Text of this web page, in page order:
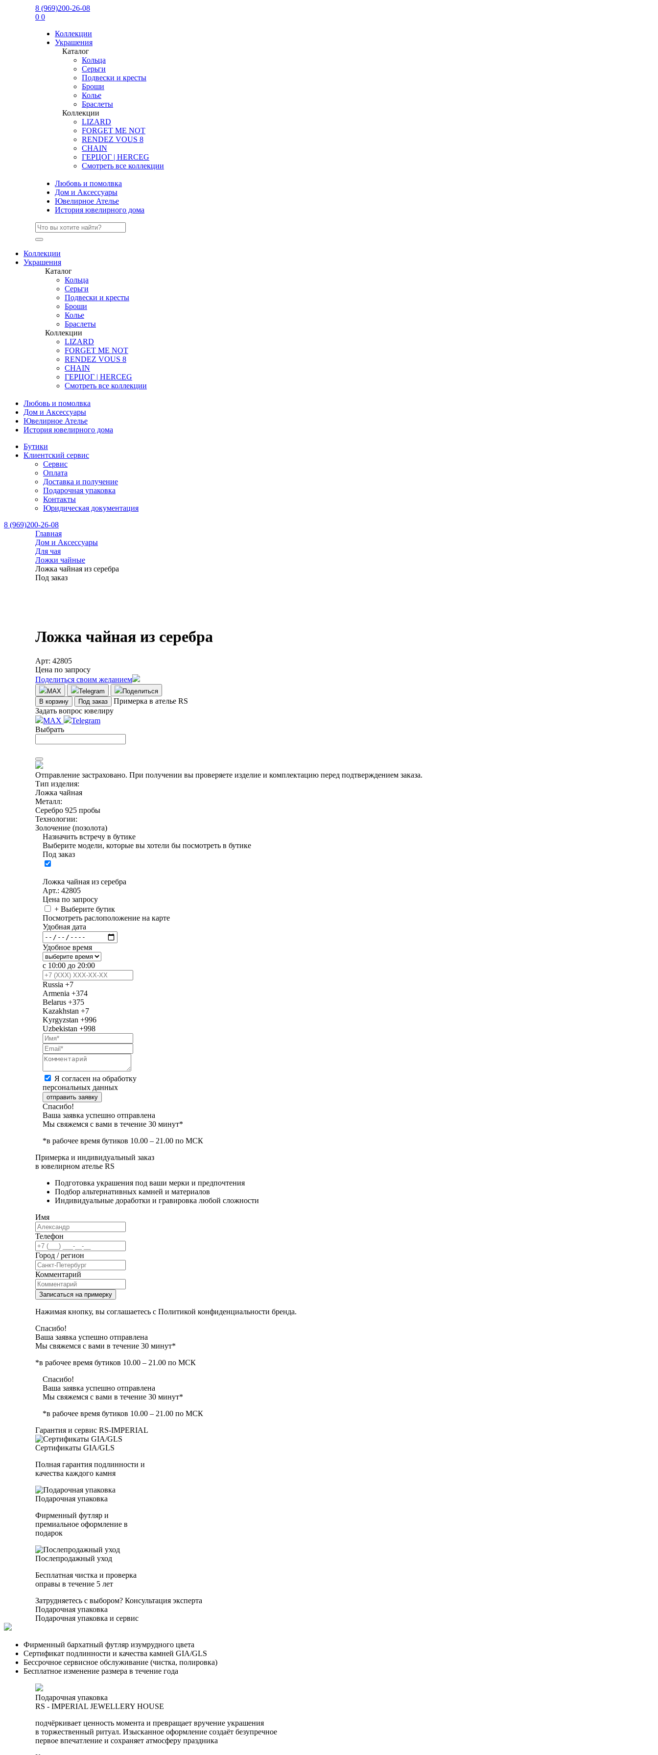
8 (969)200-26-08
0 0
Коллекции
Украшения
Каталог
Кольца
Серьги
Подвески и кресты
Броши
Колье
Браслеты
Коллекции
LIZARD
FORGET ME NOT
RENDEZ VOUS 8
CHAIN
ГЕРЦОГ | HERCEG
Смотреть все коллекции
Любовь и помолвка
Дом и Аксессуары
Ювелирное Ателье
История ювелирного дома
Коллекции
Украшения
Каталог
Кольца
Серьги
Подвески и кресты
Броши
Колье
Браслеты
Коллекции
LIZARD
FORGET ME NOT
RENDEZ VOUS 8
CHAIN
ГЕРЦОГ | HERCEG
Смотреть все коллекции
Любовь и помолвка
Дом и Аксессуары
Ювелирное Ателье
История ювелирного дома
Бутики
Клиентский сервис
Сервис
Оплата
Доставка и получение
Подарочная упаковка
Контакты
Юридическая документация
8 (969)200-26-08
Главная
Дом и Аксессуары
Для чая
Ложки чайные
Ложка чайная из серебра
Под заказ
Ложка чайная из серебра
Арт: 42805
Цена по запросу
Поделиться своим желанием
MAX Telegram
Поделиться
В корзину
Под заказ
Примерка в ателье RS
Задать вопрос ювелиру
MAX
Telegram
Выбрать
Отправление застраховано. При получении вы проверяете изделие и комплектацию перед подтверждением заказа.
Тип изделия:
Ложка чайная
Металл:
Серебро 925 пробы
Технологии:
Золочение (позолота)
Назначить встречу в бутике
Выберите модели, которые вы хотели бы посмотреть в бутике
Под заказ
Ложка чайная из серебра
Арт.: 42805
Цена по запросу
+ Выберите бутик
Посмотреть раслоположение на карте
Удобная дата
Удобное время
с 10:00 до 20:00
Russia +7
Armenia +374
Belarus +375
Kazakhstan +7
Kyrgyzstan +996
Uzbekistan +998
Я согласен на обработку
персональных данных
отправить заявку
Спасибо!
Ваша заявка успешно отправлена
Мы свяжемся с вами в течение 30 минут*
*в рабочее время бутиков 10.00 – 21.00 по МСК
Примерка и индивидуальный заказ
в ювелирном ателье RS
Подготовка украшения под ваши мерки и предпочтения
Подбор альтернативных камней и материалов
Индивидуальные доработки и гравировка любой сложности
Имя
Телефон
Город / регион
Комментарий
Записаться на примерку
Нажимая кнопку, вы соглашаетесь с Политикой конфиденциальности бренда.
Спасибо!
Ваша заявка успешно отправлена
Мы свяжемся с вами в течение 30 минут*
*в рабочее время бутиков 10.00 – 21.00 по МСК
Спасибо!
Ваша заявка успешно отправлена
Мы свяжемся с вами в течение 30 минут*
*в рабочее время бутиков 10.00 – 21.00 по МСК
Гарантия и сервис RS‑IMPERIAL
Сертификаты GIA/GLS
Полная гарантия подлинности и
качества каждого камня
Подарочная упаковка
Фирменный футляр и
премиальное оформление в
подарок
Послепродажный уход
Бесплатная чистка и проверка
оправы в течение 5 лет
Затрудняетесь с выбором? Консультация эксперта
Подарочная упаковка
Подарочная упаковка и сервис
Фирменный бархатный футляр изумрудного цвета
Сертификат подлинности и качества камней GIA/GLS
Бессрочное сервисное обслуживание (чистка, полировка)
Бесплатное изменение размера в течение года
Подарочная упаковка
RS - IMPERIAL JEWELLERY HOUSE
подчёркивает ценность момента и превращает вручение украшения
в торжественный ритуал. Изысканное оформление создаёт безупречное
первое впечатление и сохраняет атмосферу праздника